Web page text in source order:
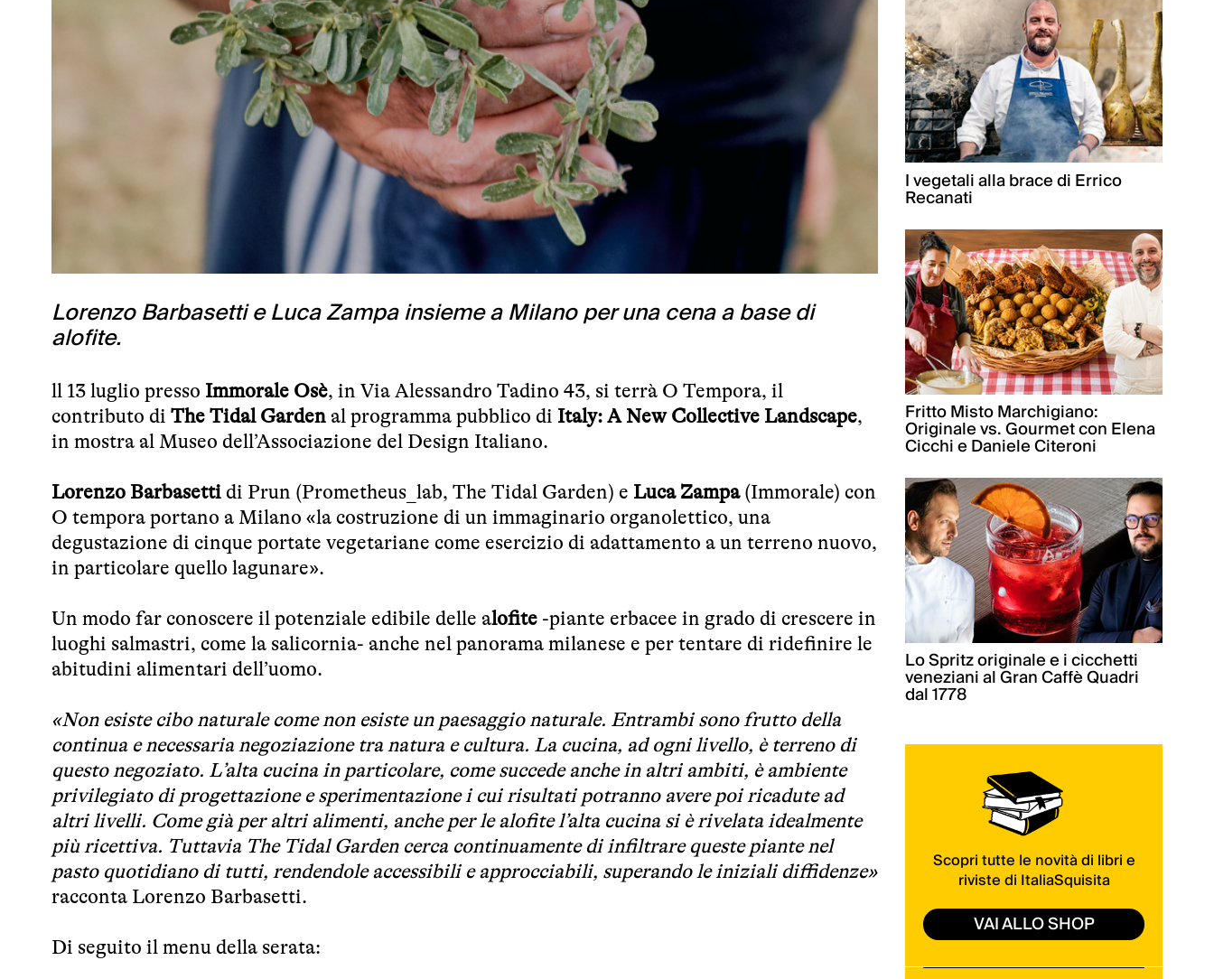
Lorenzo Barbasetti e Luca Zampa insieme a Milano per una cena a base di
alofite.
ll 13 luglio presso Immorale Osè, in Via Alessandro Tadino 43, si terrà O Tempora, il
contributo di The Tidal Garden al programma pubblico di Italy: A New Collective Landscape,
in mostra al Museo dell’Associazione del Design Italiano.
Lorenzo Barbasetti di Prun (Prometheus_lab, The Tidal Garden) e Luca Zampa(Immorale) con
O tempora portano a Milano «la costruzione di un immaginario organolettico, una
degustazione di cinque portate vegetariane come esercizio di adattamento a un terreno nuovo,
in particolare quello lagunare».
Un modo far conoscere il potenziale edibile delle alofite -piante erbacee in grado di crescere in
luoghi salmastri, come la salicornia- anche nel panorama milanese e per tentare di ridefinire le
abitudini alimentari dell’uomo.
«Non esiste cibo naturale come non esiste un paesaggio naturale. Entrambi sono frutto della
continua e necessaria negoziazione tra natura e cultura. La cucina, ad ogni livello, è terreno di
questo negoziato. L’alta cucina in particolare, come succede anche in altri ambiti, è ambiente
privilegiato di progettazione e sperimentazione i cui risultati potranno avere poi ricadute ad
altri livelli. Come già per altri alimenti, anche per le alofite l’alta cucina si è rivelata idealmente
più ricettiva. Tuttavia The Tidal Garden cerca continuamente di infiltrare queste piante nel
pasto quotidiano di tutti, rendendole accessibili e approcciabili, superando le iniziali diffidenze»
racconta Lorenzo Barbasetti.
Di seguito il menu della serata:
I vegetali alla brace di Errico
Recanati
Fritto Misto Marchigiano:
Originale vs. Gourmet con Elena
Cicchi e Daniele Citeroni
Lo Spritz originale e i cicchetti
veneziani al Gran Caffè Quadri
dal 1778
Scopri tutte le novità di libri e
riviste di ItaliaSquisita
VAI ALLO SHOP